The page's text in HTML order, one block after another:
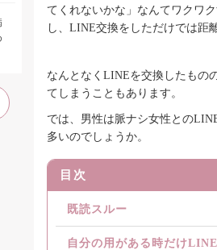
てくれないかな」なんてワクワ
し、LINE交換をしただけでは距
なんとなくLINEを交換したもの
てしまうこともあります。
では、男性は脈ナシ女性との
多いのでしょうか。
目次
既読スルー
自分の用がある時だけLINE